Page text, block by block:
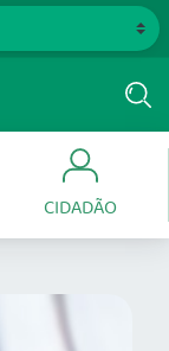
CIDADÃO